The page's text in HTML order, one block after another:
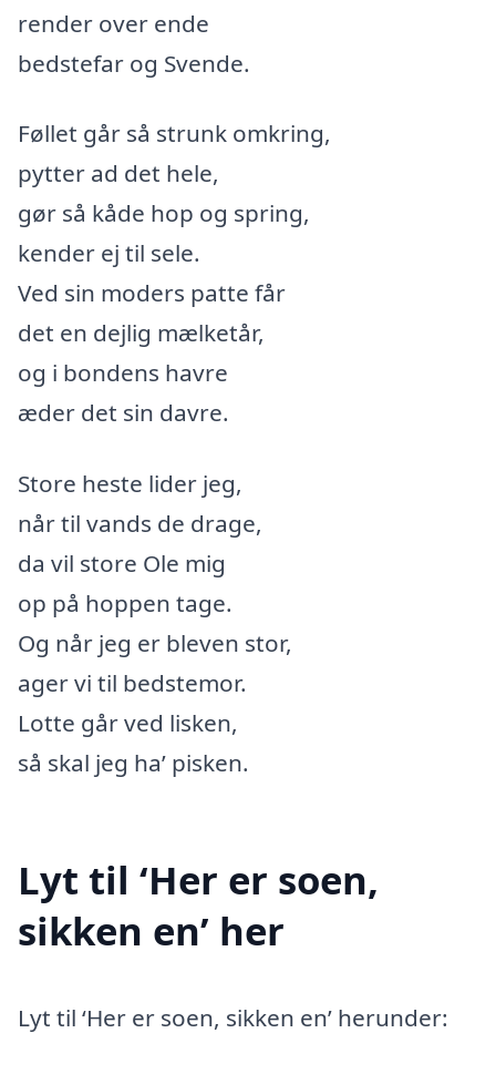
render over ende
bedstefar og Svende.
Føllet går så strunk omkring,
pytter ad det hele,
gør så kåde hop og spring,
kender ej til sele.
Ved sin moders patte får
det en dejlig mælketår,
og i bondens havre
æder det sin davre.
Store heste lider jeg,
når til vands de drage,
da vil store Ole mig
op på hoppen tage.
Og når jeg er bleven stor,
ager vi til bedstemor.
Lotte går ved lisken,
så skal jeg ha’ pisken.
Lyt til ‘Her er soen,
sikken en’ her
Lyt til ‘Her er soen, sikken en’ herunder: